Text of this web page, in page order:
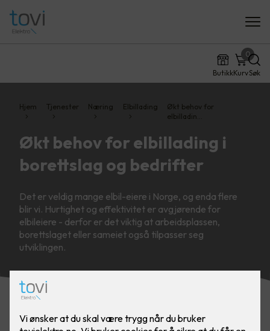
ButikkKurv
0
Søk
Hjem Tjenester Næring Elbillading
Økt behov for
elbilladin…
Økt behov for elbillading i
borettslag og bedrifter
Det er veldig mange elbil-eiere i Norge, og enda flere
blir vi. Hurtighet og effektivitet er avgjørende for
elbileiere - derfor er det viktig at arbeidsplassen,
borettslaget eller sameiet også tilpasser seg
utviklingen.